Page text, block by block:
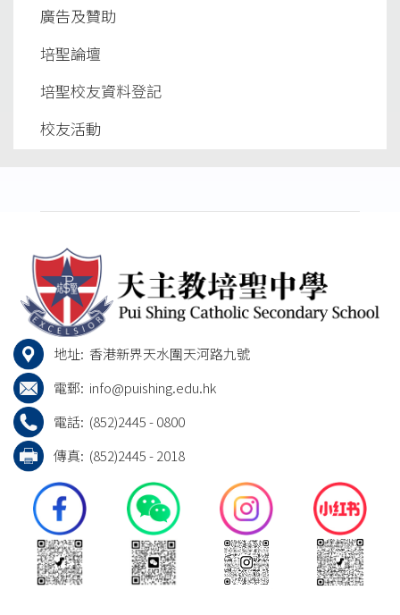
廣告及贊助
培聖論壇
培聖校友資料登記
校友活動
地址: 香港新界天水圍天河路九號
電郵: info@puishing.edu.hk
電話: (852)2445 - 0800
傳真: (852)2445 - 2018